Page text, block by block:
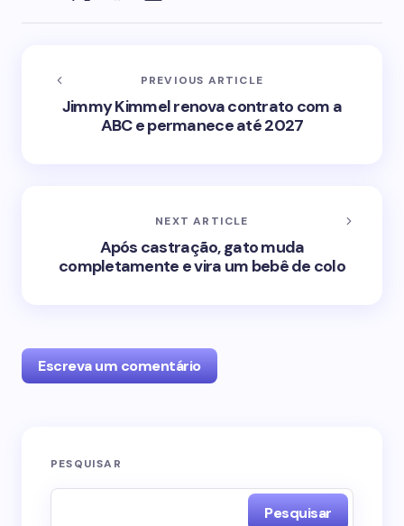
PREVIOUS ARTICLE
Jimmy Kimmel renova contrato com a
ABC e permanece até 2027
NEXT ARTICLE
Após castração, gato muda
completamente e vira um bebê de colo
Escreva um comentário
O seu endereço de e-mail não será publicado.
PESQUISAR
Pesquisar